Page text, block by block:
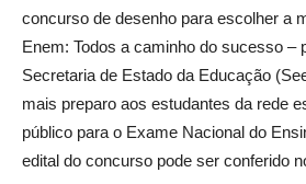
concurso de desenho para escolher a
Enem: Todos a caminho do sucesso –
Secretaria de Estado da Educação
mais preparo aos estudantes da rede
público para o Exame Nacional do
edital do concurso pode ser conferido